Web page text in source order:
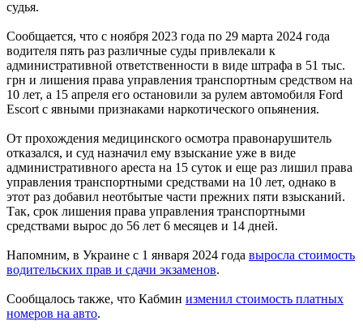
судья.
Сообщается, что с ноября 2023 года по 29 марта 2024 года
водителя пять раз различные суды привлекали к
административной ответственности в виде штрафа в 51 тыс.
грн и лишения права управления транспортным средством на
10 лет, а 15 апреля его остановили за рулем автомобиля Ford
Escort с явными признаками наркотического опьянения.
От прохождения медицинского осмотра правонарушитель
отказался, и суд назначил ему взыскание уже в виде
административного ареста на 15 суток и еще раз лишил права
управления транспортными средствами на 10 лет, однако в
этот раз добавил неотбытые части прежних пяти взысканий.
Так, срок лишения права управления транспортными
средствами вырос до 56 лет 6 месяцев и 14 дней.
Напомним, в Украине с 1 января 2024 года выросла стоимость
водительских прав и сдачи экзаменов.
Сообщалось также, что Кабмин изменил стоимость платных
номеров на авто.